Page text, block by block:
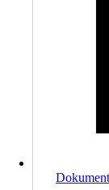
Dokument